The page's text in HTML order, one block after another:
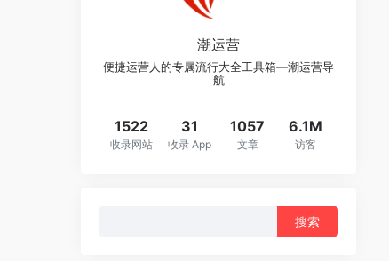
潮运营
便捷运营人的专属流行大全工具箱—潮运营导
航
1522
收录网站
31
收录 App
1057
文章
6.1M
访客